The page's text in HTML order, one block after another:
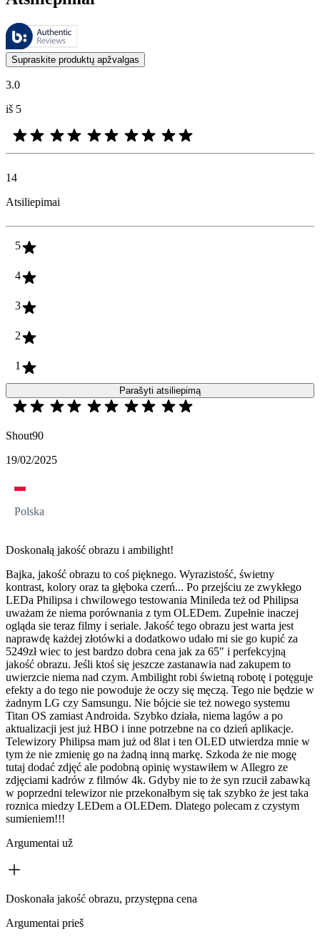
Šiuos atsiliepimus tvarko „Bazaarvoice“ ir jie atitinka
Klientų nuomonės, pateikiamos kaip produktų ir žvaigždučių
Supraskite produktų apžvalgas
3.0
iš 5
14
Atsiliepimai
5
4
3
2
1
Parašyti atsiliepimą
Shout90
19/02/2025
Polska
Doskonałą jakość obrazu i ambilight!
Bajka, jakość obrazu to coś pięknego. Wyrazistość, świetny
kontrast, kolory oraz ta głęboka czerń... Po przejściu ze zwykłego
LEDa Philipsa i chwilowego testowania Minileda też od Philipsa
uważam że niema porównania z tym OLEDem. Zupełnie inaczej
ogląda sie teraz filmy i seriale. Jakość tego obrazu jest warta jest
naprawdę każdej złotówki a dodatkowo udało mi sie go kupić za
5249zł wiec to jest bardzo dobra cena jak za 65" i perfekcyjną
jakość obrazu. Jeśli ktoś się jeszcze zastanawia nad zakupem to
uwierzcie niema nad czym. Ambilight robi świetną robotę i potęguje
efekty a do tego nie powoduje że oczy się męczą. Tego nie będzie w
żadnym LG czy Samsungu. Nie bójcie sie też nowego systemu
Titan OS zamiast Androida. Szybko działa, niema lagów a po
aktualizacji jest już HBO i inne potrzebne na co dzień aplikacje.
Telewizory Philipsa mam już od 8lat i ten OLED utwierdza mnie w
tym że nie zmienię go na żadną inną markę. Szkoda że nie mogę
tutaj dodać zdjęć ale podobną opinię wystawiłem w Allegro ze
zdjęciami kadrów z filmów 4k. Gdyby nie to że syn rzucił zabawką
w poprzedni telewizor nie przekonałbym się tak szybko że jest taka
roznica miedzy LEDem a OLEDem. Dlatego polecam z czystym
sumieniem!!!
Argumentai už
Doskonała jakość obrazu, przystępna cena
Argumentai prieš